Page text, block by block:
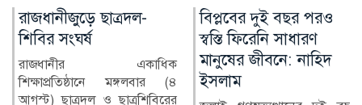
বিপ্লবের দুই বছর পরও
স্বস্তি ফিরেনি সাধারণ
মানুষের জীবনে: নাহিদ
ইসলাম
পদোন্নতি ঘিরে পুলিশের
অন্দরে উত্তাপ
বাংলাদেশ পুলিশে অতিরিক্ত
মহাপরিদর্শক (অতিরিক্ত আইজিপি)
পদে পদোন্নতি প্রক্রিয়...